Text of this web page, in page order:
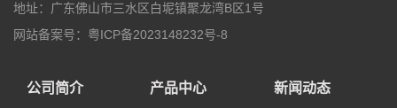
地址：广东佛山市三水区白坭镇聚龙湾B区1号
网站备案号：粤ICP备2023148232号-8
公司简介 产品中心 新闻动态